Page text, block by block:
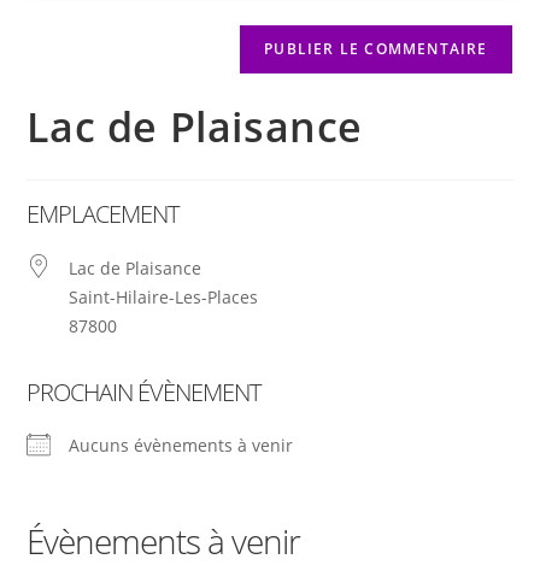
Lac de Plaisance
EMPLACEMENT
Lac de Plaisance
Saint-Hilaire-Les-Places
87800
PROCHAIN ÉVÈNEMENT
Aucuns évènements à venir
Évènements à venir